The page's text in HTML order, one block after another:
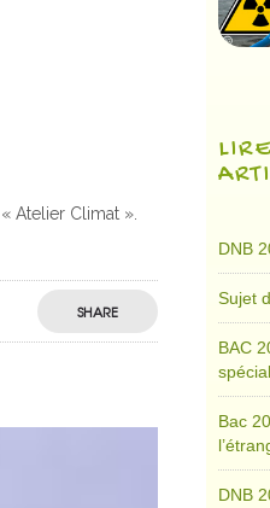
Atelier Climat ».
SHARE
DNB
Sujet
BAC
Bac
DNB